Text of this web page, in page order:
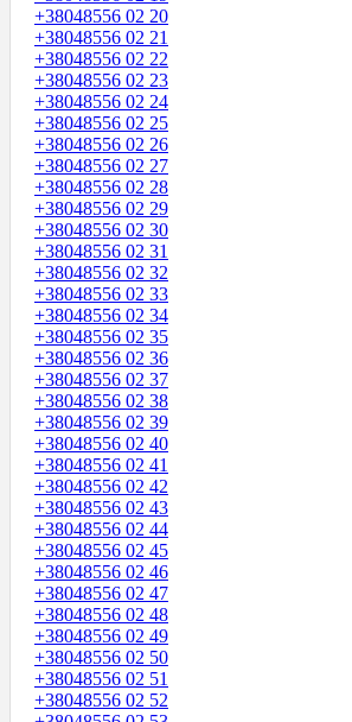
+38048556 02 20
+38048556 02 21
+38048556 02 22
+38048556 02 23
+38048556 02 24
+38048556 02 25
+38048556 02 26
+38048556 02 27
+38048556 02 28
+38048556 02 29
+38048556 02 30
+38048556 02 31
+38048556 02 32
+38048556 02 33
+38048556 02 34
+38048556 02 35
+38048556 02 36
+38048556 02 37
+38048556 02 38
+38048556 02 39
+38048556 02 40
+38048556 02 41
+38048556 02 42
+38048556 02 43
+38048556 02 44
+38048556 02 45
+38048556 02 46
+38048556 02 47
+38048556 02 48
+38048556 02 49
+38048556 02 50
+38048556 02 51
+38048556 02 52